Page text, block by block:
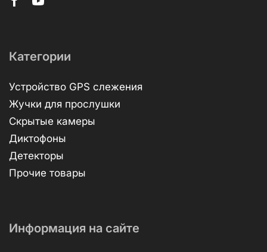
Категории
Устройство GPS слежения
Жучки для прослушки
Скрытые камеры
Диктофоны
Детекторы
Прочие товары
Информация на сайте